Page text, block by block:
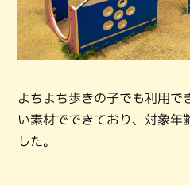
よちよち歩きの子でも利用で
い素材でできており、対象年
した。